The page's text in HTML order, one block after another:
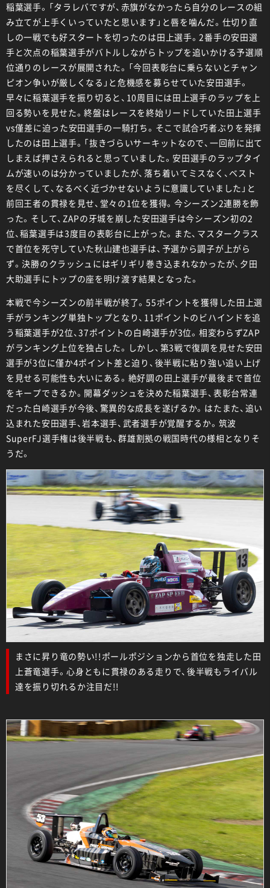
稲葉選手。「タラレバですが、赤旗がなかったら自分のレースの組
み立てが上手くいっていたと思います」と唇を噛んだ。仕切り直
しの一戦でも好スタートを切ったのは田上選手。2番手の安田選
手と次点の稲葉選手がバトルしながらトップを追いかける予選順
位通りのレースが展開された。「今回表彰台に乗らないとチャン
ピオン争いが厳しくなる」と危機感を募らせていた安田選手。
早々に稲葉選手を振り切ると、10周目には田上選手のラップを上
回る勢いを見せた。終盤はレースを終始リードしていた田上選手
vs僅差に迫った安田選手の一騎打ち。そこで試合巧者ぶりを発揮
したのは田上選手。「抜きづらいサーキットなので、一回前に出て
しまえば押さえられると思っていました。安田選手のラップタイ
ムが速いのは分かっていましたが、落ち着いてミスなく、ベスト
を尽くして、なるべく近づかせないように意識していました」と
前回王者の貫禄を見せ、堂々の1位を獲得。今シーズン2連勝を飾
った。そして、ZAPの牙城を崩した安田選手は今シーズン初の2
位、稲葉選手は3度目の表彰台に上がった。また、マスタークラス
で首位を死守していた秋山建也選手は、予選から調子が上がら
ず。決勝のクラッシュにはギリギリ巻き込まれなかったが、夕田
大助選手にトップの座を明け渡す結果となった。
本戦で今シーズンの前半戦が終了。55ポイントを獲得した田上選
手がランキング単独トップとなり、11ポイントのビハインドを追
う稲葉選手が2位、37ポイントの白崎選手が3位。相変わらずZAP
がランキング上位を独占した。しかし、第3戦で復調を見せた安田
選手が3位に僅か4ポイント差と迫り、後半戦に粘り強い追い上げ
を見せる可能性も大いにある。絶好調の田上選手が最後まで首位
をキープできるか。開幕ダッシュを決めた稲葉選手、表彰台常連
だった白崎選手が今後、驚異的な成長を遂げるか。はたまた、追い
込まれた安田選手、岩本選手、武者選手が覚醒するか。筑波
SuperFJ選手権は後半戦も、群雄割拠の戦国時代の様相となりそ
うだ。
まさに昇り竜の勢い!!ポールポジションから首位を独走した田
上蒼竜選手。心身ともに貫禄のある走りで、後半戦もライバル
達を振り切れるか注目だ!!